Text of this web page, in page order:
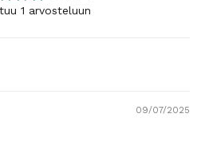
1 arvosteluun
09/07/2025